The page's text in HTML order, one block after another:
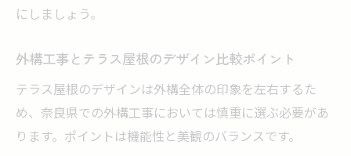
にしましょう。
外構工事とテラス屋根のデザイン比較ポイント
テラス屋根のデザインは外構全体の印象を左右するた
め、奈良県での外構工事においては慎重に選ぶ必要があ
ります。ポイントは機能性と美観のバランスです。